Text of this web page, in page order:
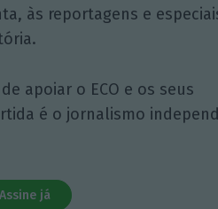
às reportagens e
apoiar o ECO e os seus
é o jornalismo
Assine já